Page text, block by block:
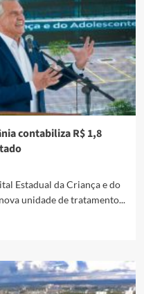
contabiliza R$ 1,8
Estadual da Criança e do
unidade de tratamento...